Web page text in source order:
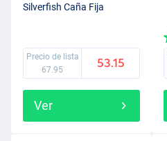
Silverfish Caña Fija
Precio de lista
67.95
53.15
Ver